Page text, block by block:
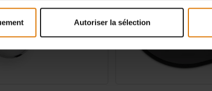
Autoriser la sélection